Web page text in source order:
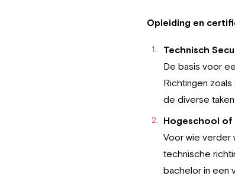
Opleiding en
Technisch
De basis voor
Richtingen
de diverse
Hogeschool of
Voor wie verder
technische
bachelor in een